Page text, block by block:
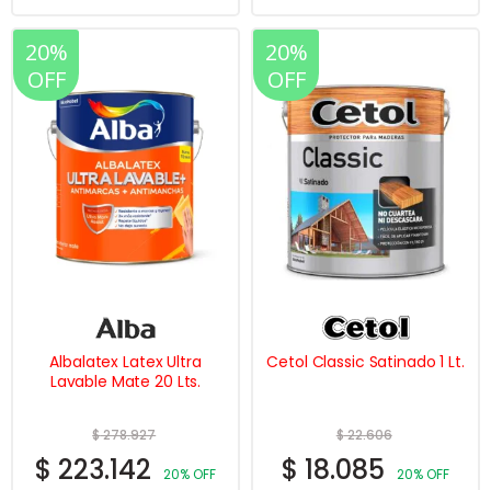
20%
OFF
Albalatex Latex Ultra
Lavable Mate 20 Lts.
$278.927
$ 223.142 20% OFF
20%
OFF
Cetol Classic Satinado 1 Lt.
$22.606
$ 18.085 20% OFF